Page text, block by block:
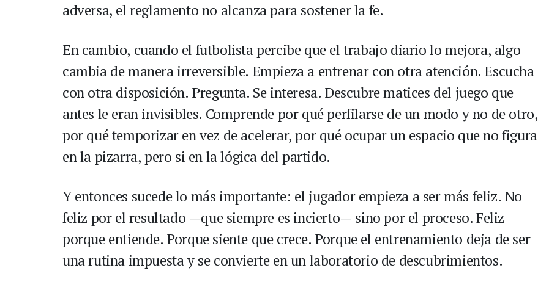
adversa, el reglamento no alcanza para sostener la fe.
En cambio, cuando el futbolista percibe que el trabajo diario lo mejora, algo
cambia de manera irreversible. Empieza a entrenar con otra atención. Escucha
con otra disposición. Pregunta. Se interesa. Descubre matices del juego que
antes le eran invisibles. Comprende por qué perfilarse de un modo y no de otro,
por qué temporizar en vez de acelerar, por qué ocupar un espacio que no figura
en la pizarra, pero si en la lógica del partido.
Y entonces sucede lo más importante: el jugador empieza a ser más feliz. No
feliz por el resultado —que siempre es incierto— sino por el proceso. Feliz
porque entiende. Porque siente que crece. Porque el entrenamiento deja de ser
una rutina impuesta y se convierte en un laboratorio de descubrimientos.